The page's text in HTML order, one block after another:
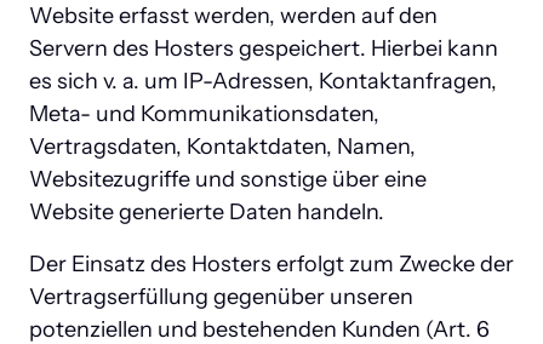
Website erfasst werden, werden auf den
Servern des Hosters gespeichert. Hierbei kann
es sich v. a. um IP-Adressen, Kontaktanfragen,
Meta- und Kommunikationsdaten,
Vertragsdaten, Kontaktdaten, Namen,
Websitezugriffe und sonstige über eine
Website generierte Daten handeln.
Der Einsatz des Hosters erfolgt zum Zwecke der
Vertragserfüllung gegenüber unseren
potenziellen und bestehenden Kunden (Art. 6